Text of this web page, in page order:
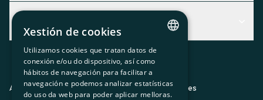
Descubre qué servicio te encaja mejor
Contacto
Actualidad
O recuncho da socia
Prensa
Aviso legalPolítica de privacidadPolítica de cookies
CATALAN
SPANISH
GL
Xestión de cookies
Utilizamos cookies que tratan datos de
conexión e/ou do dispositivo, así como
hábitos de navegación para facilitar a
navegación e podemos analizar estatísticas
do uso da web para poder aplicar melloras.